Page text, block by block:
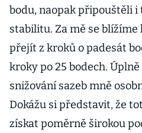
bodu, naopak připouštěli i
stabilitu. Za mě se blížíme
přejít z kroků o padesát
kroky po 25 bodech.
snižování sazeb mně
Dokážu si představit, že
získat poměrně širokou